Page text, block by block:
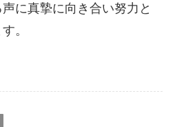
に真摯に向き合い努力と
。